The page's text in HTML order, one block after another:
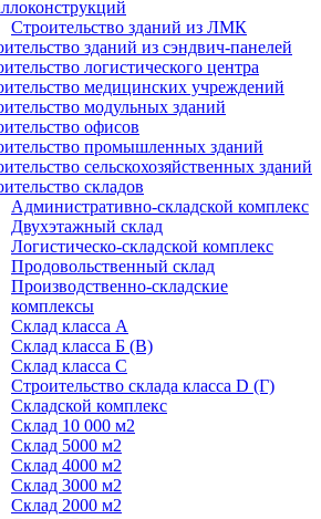
Строительство зданий из ЛМК
зданий из сэндвич-панелей
логистического центра
медицинских учреждений
модульных зданий
офисов
промышленных зданий
сельскохозяйственных зданий
складов
Административно-складской комплекс
Двухэтажный склад
Логистическо-складской комплекс
Продовольственный склад
Производственно-складские
комплексы
Склад класса А
Склад класса Б (B)
Склад класса С
Строительство склада класса D (Г)
Складской комплекс
Склад 10 000 м2
Склад 5000 м2
Склад 4000 м2
Склад 3000 м2
Склад 2000 м2